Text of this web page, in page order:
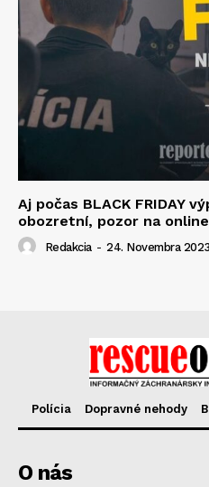
Aj počas BLACK FRIDAY
obozretní, pozor na
Redakcia - 24. Novembra 2023
Polícia Dopravné nehody
O nás